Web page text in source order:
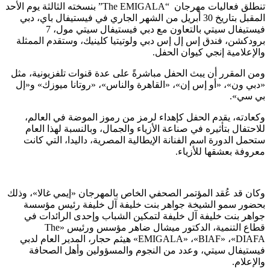
تنطلق فعاليات مهرجان “The EMIGALA” بنسخته الثالثة يوم الأحد
المقبل بتاريخ 30 أبريل من الشهر الجاري في فيستيفال باي، دبي
فيستيفال سيتي بالتعاون مع دبي فيستيفال سيتي مول، 7
برودكشن، فندق إس إل إس دبي ولوتيتيا كلينيك، وستقدم الممثلة
والإعلامية إنجي كيوان الحفل.
ومن المقرر أن يبث الحفل مباشرةً على عدة قنوات تلفزيونية، مثل
«دبي ون»، «أو إس إن»، «القاهرة والناس»، «روتانا ميوزك» و«إل
بي سي».
وكعادته، يقدم الحفل كإهداء لرمز من رموز الموضة في العالم،
للاحتفال بتأثيره في صناعة الأزياء والجمال، وبالنسبة لهذا العام
ستحمل الدورة اسم الفنانة الإيطالية المصرية، داليدا، التي كانت
معروفة بعشقها للأزياء.
وكان قد عُقد المؤتمر الصحفي الخاص بالمهرجان «إيمي غالا»، وذلك
بحضور سمو الشيخة جواهر بنت خليفة آل خليفة رئيس مؤسسة
جواهر بنت خليفة آل خليفة لتمكين الشباب وإحدى الرائدات في
قطاع التنمية، الدكتور ميشال ضاهر مؤسس ورئيس «The
EMIGALA» ،«BIAF» ،«DIAFA» هيثم حجار، المدير العام لدبي
فيستيفال سيتي، وعدد من النجوم والمسؤولين وأهل الصحافة
والإعلام.